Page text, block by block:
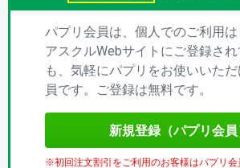
パプリ会員は、個人でのご利用
アスクルWebサイトにご登録さ
も、気軽にパプリをお使いいた
員です。ご登録は無料です。
新規登録（パプリ会員
初回注文割引をご利用のお客様はパプリ会